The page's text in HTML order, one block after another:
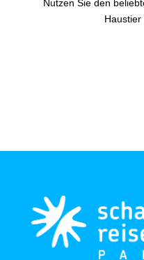
Nutzen Sie den
Haustier